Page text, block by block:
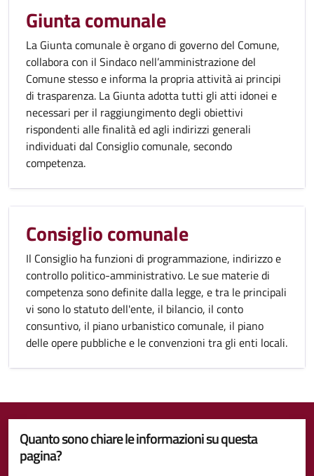
Giunta comunale
La Giunta comunale è organo di governo del Comune,
collabora con il Sindaco nell’amministrazione del
Comune stesso e informa la propria attività ai principi
di trasparenza. La Giunta adotta tutti gli atti idonei e
necessari per il raggiungimento degli obiettivi
rispondenti alle finalità ed agli indirizzi generali
individuati dal Consiglio comunale, secondo
competenza.
Consiglio comunale
Il Consiglio ha funzioni di programmazione, indirizzo e
controllo politico-amministrativo. Le sue materie di
competenza sono definite dalla legge, e tra le principali
vi sono lo statuto dell'ente, il bilancio, il conto
consuntivo, il piano urbanistico comunale, il piano
delle opere pubbliche e le convenzioni tra gli enti locali.
Quanto sono chiare le informazioni su questa
pagina?